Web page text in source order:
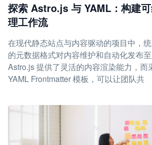
探索 Astro.js 与 YAML：构建
理工作流
在现代静态站点与内容驱动的项目中，
的元数据格式对内容维护和自动化发布至
Astro.js 提供了灵活的内容渲染能力，而
YAML Frontmatter 模板，可以让团队共